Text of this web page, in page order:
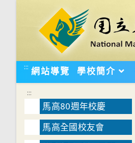
::: 網站導覽 學校簡介
:::
馬高80週年校慶
馬高全國校友會